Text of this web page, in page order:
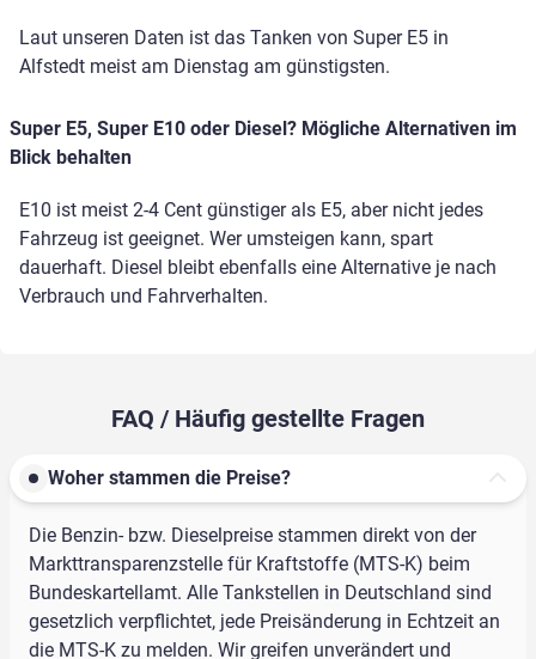
Laut unseren Daten ist das Tanken von Super E5 in
Alfstedt meist am Dienstag am günstigsten.
Super E5, Super E10 oder Diesel? Mögliche Alternativen im
Blick behalten
E10 ist meist 2-4 Cent günstiger als E5, aber nicht jedes
Fahrzeug ist geeignet. Wer umsteigen kann, spart
dauerhaft. Diesel bleibt ebenfalls eine Alternative je nach
Verbrauch und Fahrverhalten.
FAQ / Häufig gestellte Fragen
Woher stammen die Preise?
Die Benzin- bzw. Dieselpreise stammen direkt von der
Markttransparenzstelle für Kraftstoffe (MTS-K) beim
Bundeskartellamt. Alle Tankstellen in Deutschland sind
gesetzlich verpflichtet, jede Preisänderung in Echtzeit an
die MTS-K zu melden. Wir greifen unverändert und